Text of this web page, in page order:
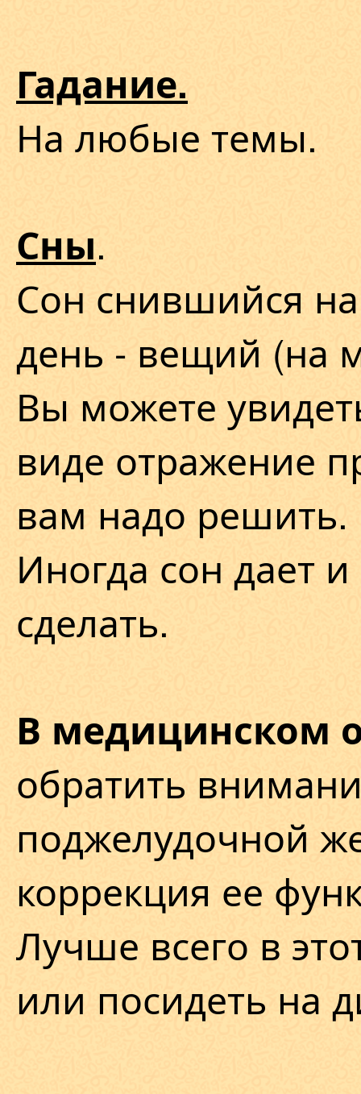
Гадание.
На любые темы.
Сны.
Сон снившийся
день - вещий (на
Вы можете
виде отражение
вам надо решить.
Иногда сон дает и
сделать.
В медицинском
обратить
поджелудочной
коррекция ее
Лучше всего в
или посидеть на